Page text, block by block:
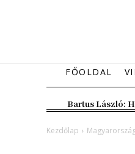
FŐOLDAL
Bartus László:
Kezdőlap